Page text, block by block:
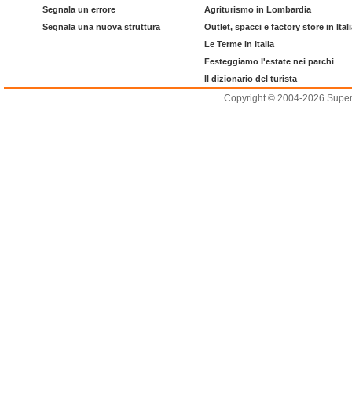
Segnala un errore
Segnala una nuova struttura
Agriturismo in Lombardia
Outlet, spacci e factory store in
Le Terme in Italia
Festeggiamo l'estate nei parchi
Il dizionario del turista
Copyright © 2004-2026